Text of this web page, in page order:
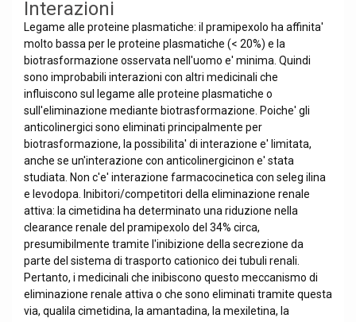
Interazioni
Legame alle proteine plasmatiche: il pramipexolo ha affinita'
molto bassa per le proteine plasmatiche (< 20%) e la
biotrasformazione osservata nell'uomo e' minima. Quindi
sono improbabili interazioni con altri medicinali che
influiscono sul legame alle proteine plasmatiche o
sull'eliminazione mediante biotrasformazione. Poiche' gli
anticolinergici sono eliminati principalmente per
biotrasformazione, la possibilita' di interazione e' limitata,
anche se un'interazione con anticolinergicinon e' stata
studiata. Non c'e' interazione farmacocinetica con seleg ilina
e levodopa. Inibitori/competitori della eliminazione renale
attiva: la cimetidina ha determinato una riduzione nella
clearance renale del pramipexolo del 34% circa,
presumibilmente tramite l'inibizione della secrezione da
parte del sistema di trasporto cationico dei tubuli renali.
Pertanto, i medicinali che inibiscono questo meccanismo di
eliminazione renale attiva o che sono eliminati tramite questa
via, qualila cimetidina, la amantadina, la mexiletina, la